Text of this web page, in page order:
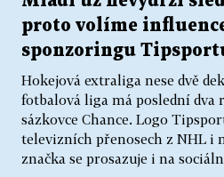
proto volíme
sponzoringu
Hokejová extraliga nese dvě
fotbalová liga má poslední dva
sázkovce Chance. Logo
televizních přenosech z NHL i
značka se prosazuje i na